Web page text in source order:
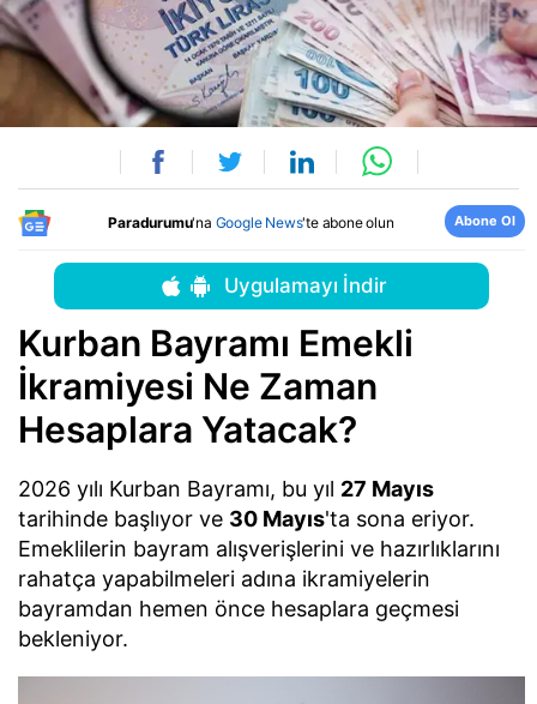
Paradurumu'na Google News'te abone olun Abone Ol
Uygulamayı İndir
Kurban Bayramı Emekli
İkramiyesi Ne Zaman
Hesaplara Yatacak?
2026 yılı Kurban Bayramı, bu yıl 27 Mayıs
tarihinde başlıyor ve 30 Mayıs'ta sona eriyor.
Emeklilerin bayram alışverişlerini ve hazırlıklarını
rahatça yapabilmeleri adına ikramiyelerin
bayramdan hemen önce hesaplara geçmesi
bekleniyor.